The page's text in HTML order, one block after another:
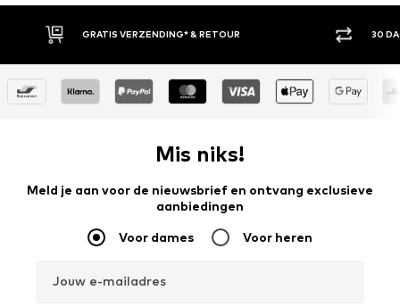
VERZENDING* & RETOUR 30 DAGEN BEDENKTIJD
Mis niks!
Meld je aan voor de nieuwsbrief en ontvang exclusieve
aanbiedingen
Voor dames Voor heren
Jouw e-mailadres